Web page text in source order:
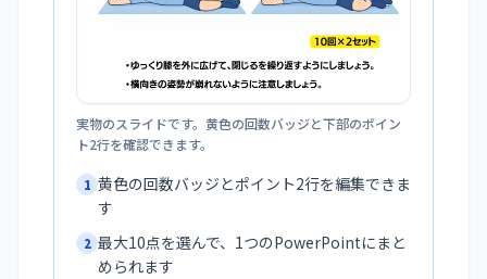
実物のスライドです。黄色の回数バッジと下部のポイン
ト2行を確認できます。
1 黄色の回数バッジとポイント2行を編集できま
す
2 最大10点を選んで、1つのPowerPointにまと
められます